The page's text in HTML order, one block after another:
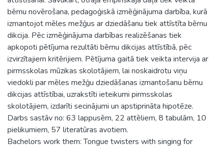
bērnu novērošana, pedagoģiskā izmēģinājuma darbība, kurā
izmantojot mēles mežģus ar dziedāšanu tiek attīstīta bērnu
dikcija. Pēc izmēģinājuma darbības realizēšanas tiek
apkopoti pētījuma rezultāti bērnu dikcijas attīstībā, pēc
izvirzītajiem kritērijiem. Pētījuma gaitā tiek veikta intervija ar
pirmsskolas mūzikas skolotājiem, lai noskaidrotu viņu
viedokli par mēles mežģu dziedāšanas izmantošanu bērnu
dikcijas attīstībai, uzrakstīti ieteikumi pirmsskolas
skolotājiem, izdarīti secinājumi un apstiprināta hipotēze.
Darbs sastāv no: 63 lappusēm, 22 attēliem, 8 tabulām, 10
pielikumiem, 57 literatūras avotiem.
Bachelors work them: Tongue twisters with singing for